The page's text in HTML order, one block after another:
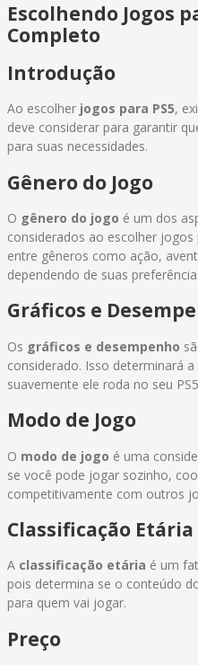
Escolhendo Jogos
Completo
Introdução
Ao escolher jogos para PS5,
deve considerar para garantir
para suas necessidades.
Gênero do Jogo
O gênero do jogo é um dos
considerados ao escolher jogos
entre gêneros como ação,
dependendo de suas
Gráficos e
Os gráficos e desempenho
considerado. Isso determinará
suavemente ele roda no seu
Modo de Jogo
O modo de jogo é uma
se você pode jogar sozinho,
competitivamente com outros
Classificação Etária
A classificação etária é um
pois determina se o conteúdo
para quem vai jogar.
Preço